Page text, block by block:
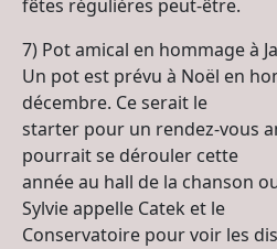
fêtes régulières peut-être.
7) Pot amical en hommage à
Un pot est prévu à Noël en
décembre. Ce serait le
starter pour un rendez-vous
pourrait se dérouler cette
année au hall de la chanson
Sylvie appelle Catek et le
Conservatoire pour voir les